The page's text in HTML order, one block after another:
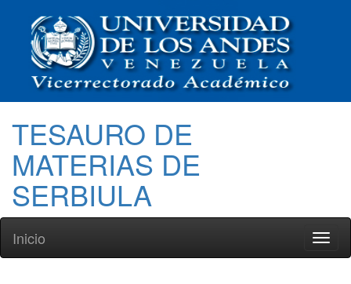
TESAURO DE
MATERIAS DE
SERBIULA
Inicio